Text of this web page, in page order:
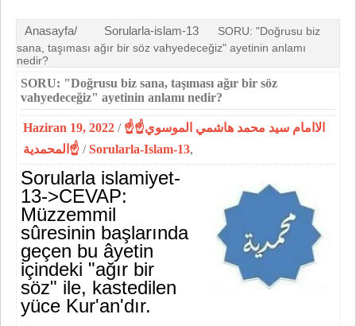
Anasayfa/ Sorularla-islam-13
SORU: "Doğrusu biz
sana, taşıması ağır bir söz vahyedeceğiz" ayetinin anlamı
nedir?
SORU: "Doğrusu biz sana, taşıması ağır bir söz
vahyedeceğiz" ayetinin anlamı nedir?
Haziran 19, 2022 / ☝الاامام سيد محمد هاشمي الموسوي☝
المحمدية☝ /Sorularla-Islam-13,
Sorularla islamiyet-
13->CEVAP:
Müzzemmil
sûresinin başlarında
geçen bu âyetin
içindeki "ağır bir
söz" ile, kastedilen
yüce Kur'an'dır.